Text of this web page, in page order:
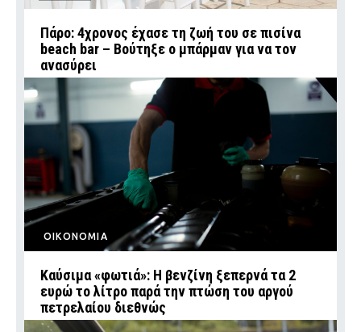
Πάρο: 4χρονος έχασε τη ζωή του σε πισίνα
beach bar – Βούτηξε ο μπάρμαν για να τον
ανασύρει
ΟΙΚΟΝΟΜΙΑ
Καύσιμα «φωτιά»: Η βενζίνη ξεπερνά τα 2
ευρώ το λίτρο παρά την πτώση του αργού
πετρελαίου διεθνώς